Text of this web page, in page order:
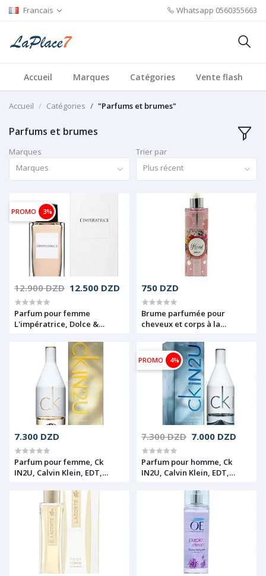
Francais Whatsapp 0560355663
Accueil Marques Catégories Vente flash
Accueil Catégories "Parfums et brumes"
Parfums et brumes
Marques
Marques
Trier par
Plus récent
PROMO 3%
12.900 DZD 12.500 DZD
Parfum pour femme
L'impératrice, Dolce &
750 DZD
Brume parfumée pour
cheveux et corps à la
Evoria, 250 ml
7.300 DZD
Parfum pour femme, Ck
IN2U, Calvin Klein, EDT,
PROMO 4%
7.300 DZD 7.000 DZD
Parfum pour homme, Ck
IN2U, Calvin Klein, EDT,